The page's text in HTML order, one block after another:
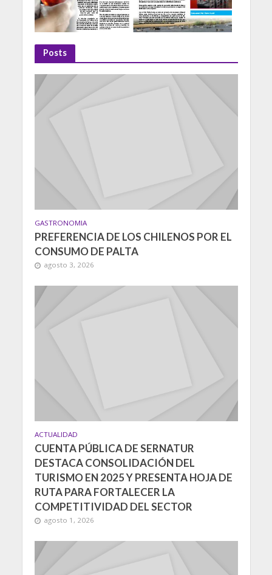
Posts
GASTRONOMIA
PREFERENCIA DE LOS CHILENOS POR EL
CONSUMO DE PALTA
agosto 3, 2026
ACTUALIDAD
CUENTA PÚBLICA DE SERNATUR
DESTACA CONSOLIDACIÓN DEL
TURISMO EN 2025 Y PRESENTA HOJA DE
RUTA PARA FORTALECER LA
COMPETITIVIDAD DEL SECTOR
agosto 1, 2026